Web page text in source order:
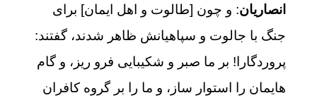
انصاریان: و چون [طالوت و اهل ایمان] برای
جنگ با جالوت و سپاهیانش ظاهر شدند، گفتند:
پروردگارا! بر ما صبر و شکیبایی فرو ریز، و گام
هایمان را استوار ساز، و ما را بر گروه کافران